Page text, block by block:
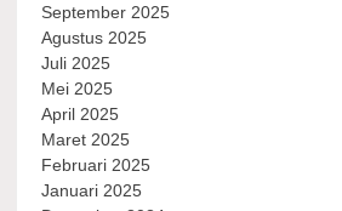
September 2025
Agustus 2025
Juli 2025
Mei 2025
April 2025
Maret 2025
Februari 2025
Januari 2025